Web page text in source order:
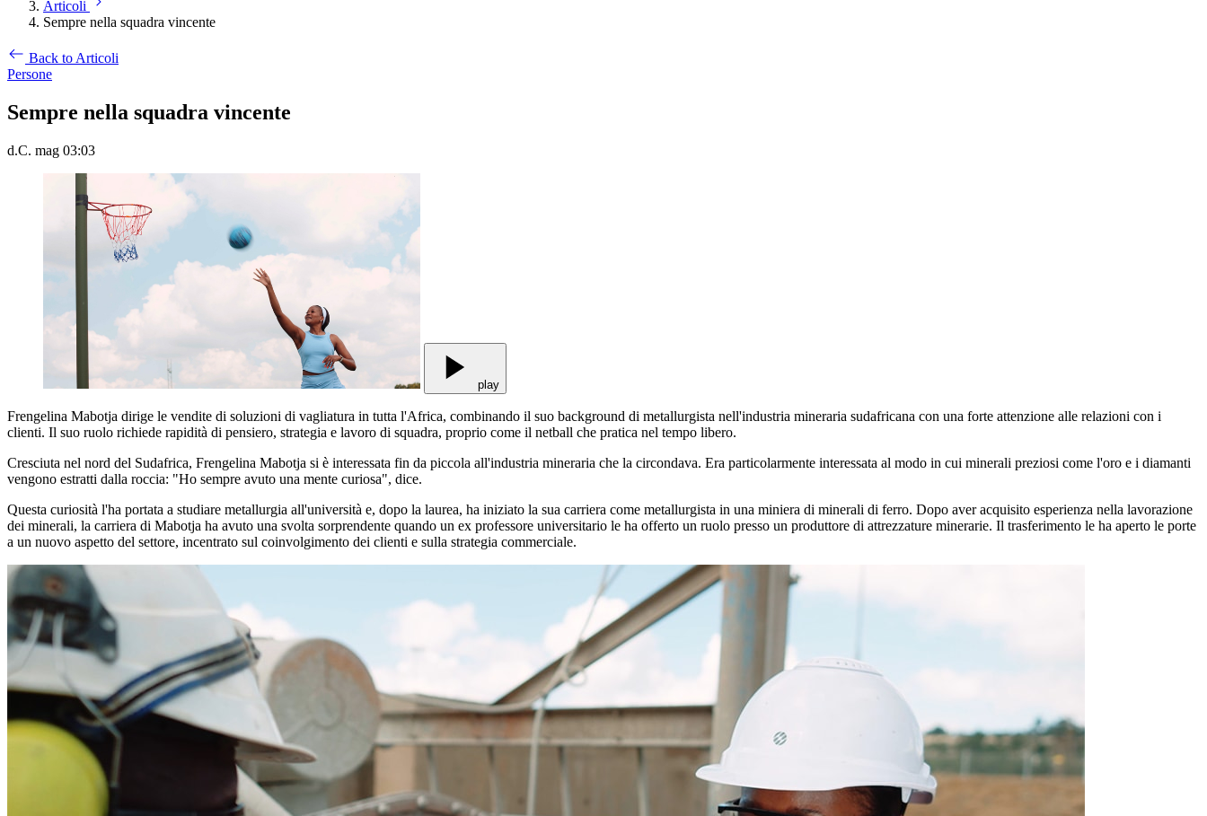
Articoli
Sempre nella squadra vincente
Back to Articoli
Persone
Sempre nella squadra vincente
d.C. mag 03:03
play
Frengelina Mabotja dirige le vendite di soluzioni di vagliatura in tutta l'Africa, combinando il suo background di metallurgista nell'industria mineraria sudafricana con una forte attenzione alle relazioni con i
clienti. Il suo ruolo richiede rapidità di pensiero, strategia e lavoro di squadra, proprio come il netball che pratica nel tempo libero.
Cresciuta nel nord del Sudafrica, Frengelina Mabotja si è interessata fin da piccola all'industria mineraria che la circondava. Era particolarmente interessata al modo in cui minerali preziosi come l'oro e i diamanti
vengono estratti dalla roccia: "Ho sempre avuto una mente curiosa", dice.
Questa curiosità l'ha portata a studiare metallurgia all'università e, dopo la laurea, ha iniziato la sua carriera come metallurgista in una miniera di minerali di ferro. Dopo aver acquisito esperienza nella lavorazione
dei minerali, la carriera di Mabotja ha avuto una svolta sorprendente quando un ex professore universitario le ha offerto un ruolo presso un produttore di attrezzature minerarie. Il trasferimento le ha aperto le porte
a un nuovo aspetto del settore, incentrato sul coinvolgimento dei clienti e sulla strategia commerciale.